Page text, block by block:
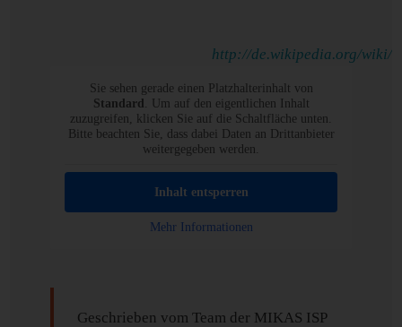
http://de.wikipedia.org/wiki/
Sie sehen gerade einen Platzhalterinhalt von
Standard . Um auf den eigentlichen Inhalt
zuzugreifen, klicken Sie auf die Schaltfläche unten.
Bitte beachten Sie, dass dabei Daten an Drittanbieter
weitergegeben werden.
Inhalt entsperren
Mehr Informationen
Geschrieben vom Team der MIKAS ISP